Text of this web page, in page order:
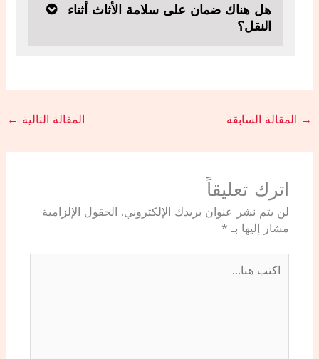
هل هناك ضمان على سلامة الأثاث أثناء
النقل؟
→ المقالة السابقة المقالة التالية ←
اترك تعليقاً
لن يتم نشر عنوان بريدك الإلكتروني.
الحقول الإلزامية
مشار إليها بـ *
هنا...